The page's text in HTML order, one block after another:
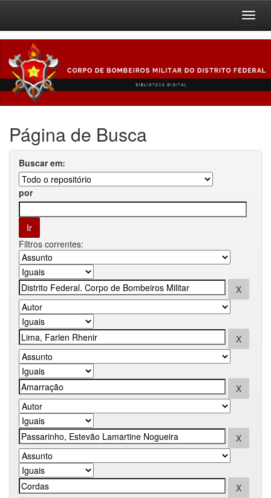
navigation
Página de Busca
Buscar em:
por
Filtros correntes: